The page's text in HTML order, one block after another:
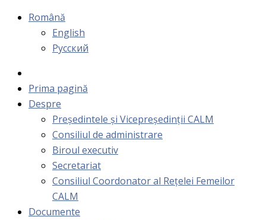
Română
English
Русский
Prima pagină
Despre
Președintele și Vicepreședinții CALM
Consiliul de administrare
Biroul executiv
Secretariat
Consiliul Coordonator al Rețelei Femeilor
CALM
Documente